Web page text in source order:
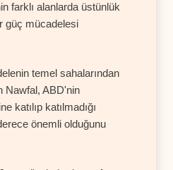
farklı alanlarda üstünlük
güç mücadelesi
temel sahalarından
Nawfal, ABD'nin
katılıp katılmadığı
önemli olduğunu